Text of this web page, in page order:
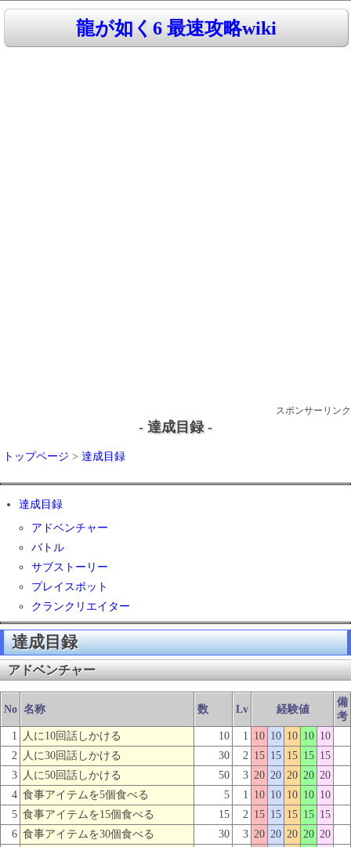
龍が如く6 最速攻略wiki
スポンサーリンク
- 達成目録 -
トップページ > 達成目録
達成目録
アドベンチャー
バトル
サブストーリー
プレイスポット
クランクリエイター
達成目録
アドベンチャー
No 名称 数 Lv 経験値
備
考
1
人に10回話しかける 10 1 10 10 10 10 10
2 人に30回話しかける 30 2 15 15 15 15 15
3 人に50回話しかける 50 3 20 20 20 20 20
4 食事アイテムを5個食べる 5 1 10 10 10 10 10
5 食事アイテムを15個食べる 15 2 15 15 15 15 15
6 食事アイテムを30個食べる 30 3 20 20 20 20 20